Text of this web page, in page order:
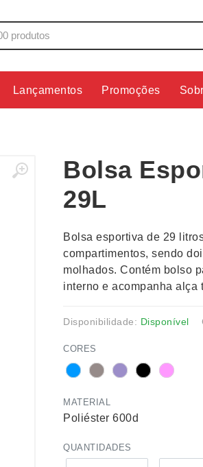
Cuidados Pessoais
Esporte e Jogos
Fones de
Guarda-
Kit
Kit Queijo
Lanternas
Lançamentos Promoções
Bolsa
29L
Bolsa esportiva de 29
compartimentos, sendo
molhados. Contém bolso
interno e acompanha alça
Disponibilidade: Disponível
CORES
MATERIAL
Poliéster 600d
QUANTIDADES